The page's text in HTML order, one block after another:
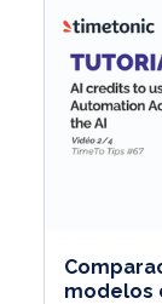
modelos